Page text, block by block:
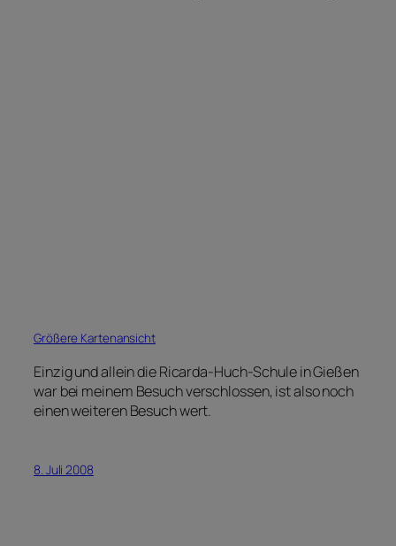
Größere Kartenansicht
Einzig und allein die Ricarda-Huch-Schule in Gießen
war bei meinem Besuch verschlossen, ist also noch
einen weiteren Besuch wert.
8. Juli 2008